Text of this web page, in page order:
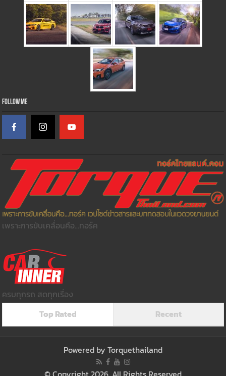
Follow Me
เพราะการขับเคลื่อนคือ...ทอร์ค
ครบทุกรถ สดทุกเรื่อง
Top Rated
Recent
Powered by Torquethailand